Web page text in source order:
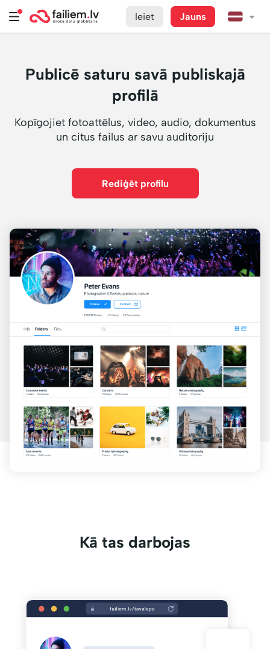
Ieiet Jauns
Publicē saturu savā publiskajā
profilā
Kopīgojiet fotoattēlus, video, audio, dokumentus
un citus failus ar savu auditoriju
Rediģēt profilu
Kā tas darbojas